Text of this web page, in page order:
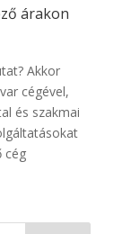
árakon
Akkor
cégével,
és szakmai
cég